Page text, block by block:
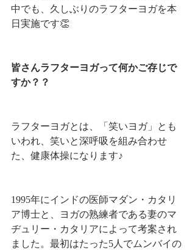
中でも、久しぶりのラフターヨガを本
日実施です👏
皆さんラフターヨガって何かご存じで
すか？？
ラフターヨガとは、「笑いヨガ」とも
いわれ、笑いと深呼吸を組み合わせ
た、健康体操になります♪
1995年にインドの医師マダン・カタリ
ア博士と、ヨガの熟練者である妻のマ
ヂュリー・カタリアによって考案され
ました。最初はたった5人でムンバイの